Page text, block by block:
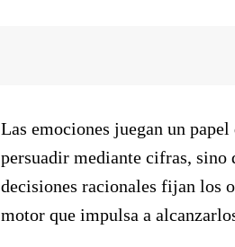
Las emociones juegan un
persuadir mediante cifras, sino
decisiones racionales fijan los
motor que impulsa a